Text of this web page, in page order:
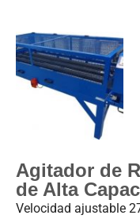
Agitador de
de Alta
Velocidad ajustable